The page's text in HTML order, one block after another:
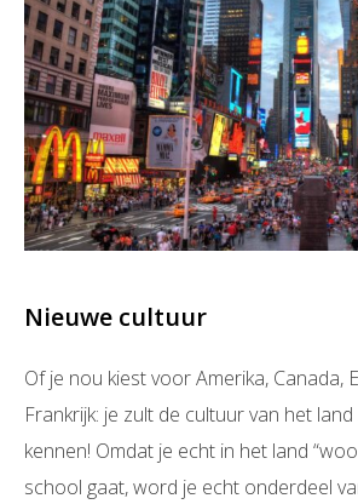
Nieuwe cultuur
Of je nou kiest voor Amerika, Canada,
Frankrijk: je zult de cultuur van het
kennen! Omdat je echt in het land
school gaat, word je echt onderdeel